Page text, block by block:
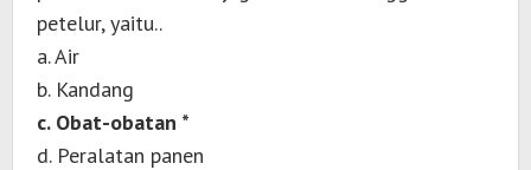
petelur, yaitu..
a. Air
b. Kandang
c. Obat-obatan *
d. Peralatan panen